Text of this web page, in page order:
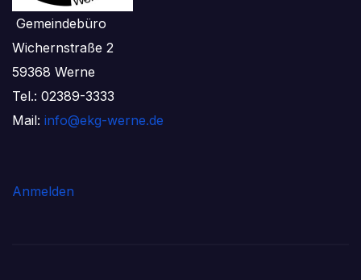
Gemeindebüro
Wichernstraße 2
59368 Werne
Tel.: 02389-3333
Mail: info@ekg-werne.de
Anmelden